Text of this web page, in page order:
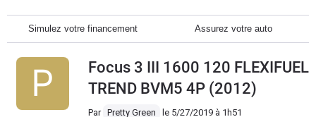
aucun problème avec, à part une fois pour une raison que
j'ignore l'écran principal a planté mais après un redémarrage
de la voiture celui-ci c'est réinitialisé et est reparti, depuis
cette écran fonctionne sans aucun problème, le bouchon de
remplissage d'huile a du être changer récemment (plus
étanche). La qualité qui peut peut être un défaut de cette
Simulez votre financement Assurez votre auto
Focus 3 III 1600 120 FLEXIFUEL
TREND BVM5 4P (2012)
Par Pretty Green le 5/27/2019 à 1h51